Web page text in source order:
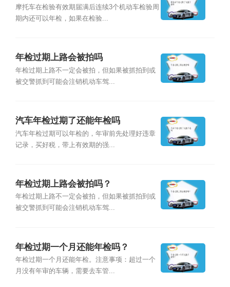
摩托车在检验有效期届满后连续3个机动车检验周
期内还可以年检，如果在检验...
年检过期上路会被拍吗
年检过期上路不一定会被拍，但如果被抓拍到或
被交警抓到可能会注销机动车驾...
汽车年检过期了还能年检吗
汽车年检过期可以年检的，年审前先处理好违章
记录，买好税，带上有效期的强...
年检过期上路会被拍吗？
年检过期上路不一定会被拍，但如果被抓拍到或
被交警抓到可能会注销机动车驾...
年检过期一个月还能年检吗？
年检过期一个月还能年检。注意事项：超过一个
月没有年审的车辆，需要去车管...